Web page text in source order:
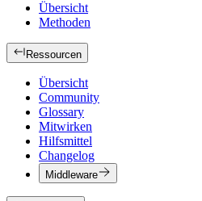
Übersicht
Methoden
Ressourcen
Übersicht
Community
Glossary
Mitwirken
Hilfsmittel
Changelog
Middleware